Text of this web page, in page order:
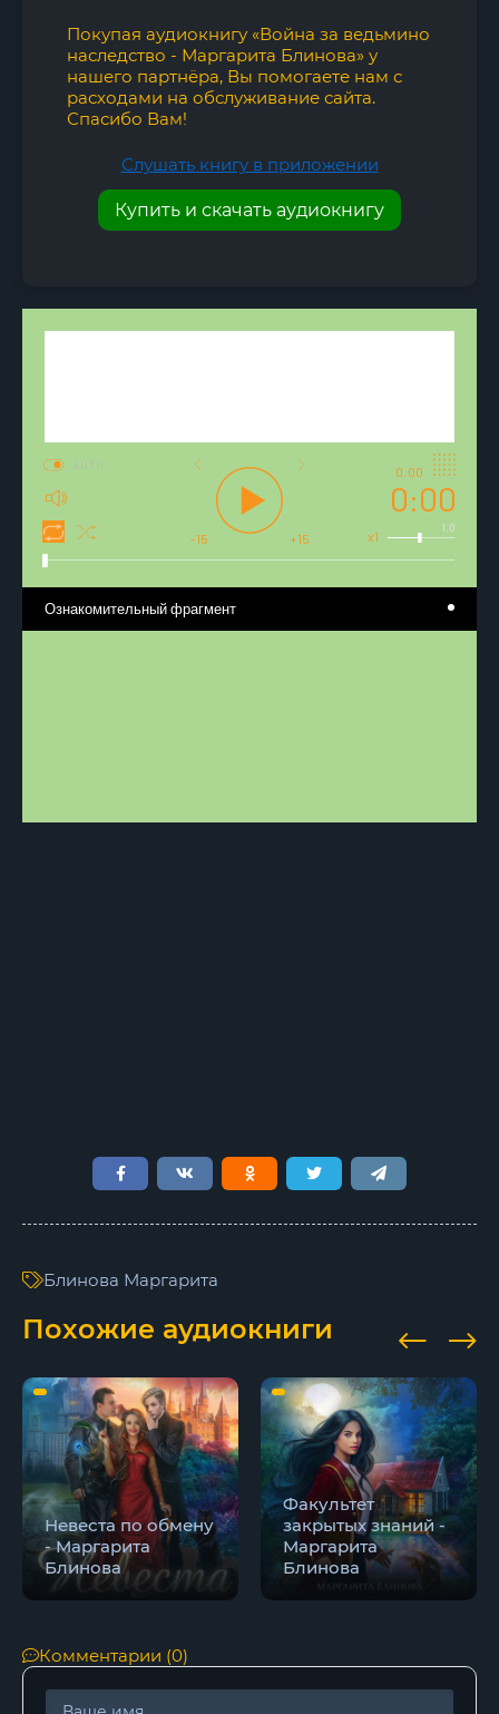
Покупая аудиокнигу «Война за ведьмино
наследство - Маргарита Блинова» у
нашего партнёра, Вы помогаете нам с
расходами на обслуживание сайта.
Спасибо Вам!
Слушать книгу в приложении
Купить и скачать аудиокнигу
0:00
0:00
1.0
x1
-15 +15
AUTO
Ознакомительный фрагмент
Блинова Маргарита
Похожие аудиокниги
Невеста по обмену
- Маргарита
Блинова
Факультет
закрытых знаний -
Маргарита
Блинова
Комментарии (0)